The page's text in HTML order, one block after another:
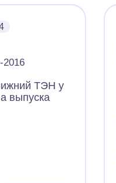
2016
ТЭН у
выпуска